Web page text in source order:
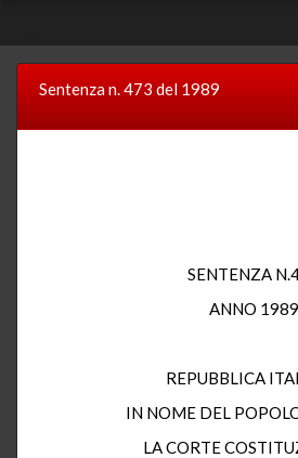
Sentenza n. 473 del 1989
SENTENZA
ANNO 1989
REPUBBLICA
IN NOME DEL
LA CORTE